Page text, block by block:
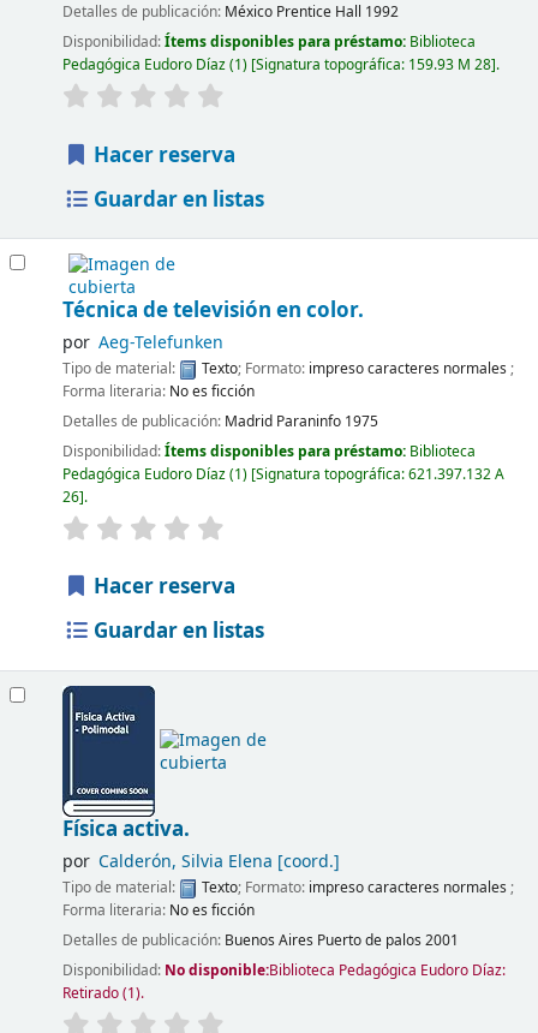
Detalles de publicación: México Prentice Hall 1992
Disponibilidad:Ítems disponibles para préstamo: Biblioteca
Pedagógica Eudoro Díaz(1) Signatura topográfica: 159.93 M 28 .
Hacer reserva
Guardar en listas
Técnica de televisión en color.
por Aeg-Telefunken
Tipo de material: Texto; Formato: impreso caracteres normales ;
Forma literaria: No es ficción
Detalles de publicación: Madrid Paraninfo 1975
Disponibilidad:Ítems disponibles para préstamo: Biblioteca
Pedagógica Eudoro Díaz(1) Signatura topográfica:621.397.132 A
26 .
Hacer reserva
Guardar en listas
Física activa.
por Calderón, Silvia Elena [coord.]
Tipo de material: Texto; Formato: impreso caracteres normales ;
Forma literaria: No es ficción
Detalles de publicación: Buenos Aires Puerto de palos 2001
Disponibilidad: No disponible:Biblioteca Pedagógica Eudoro Díaz:
Retirado(1).